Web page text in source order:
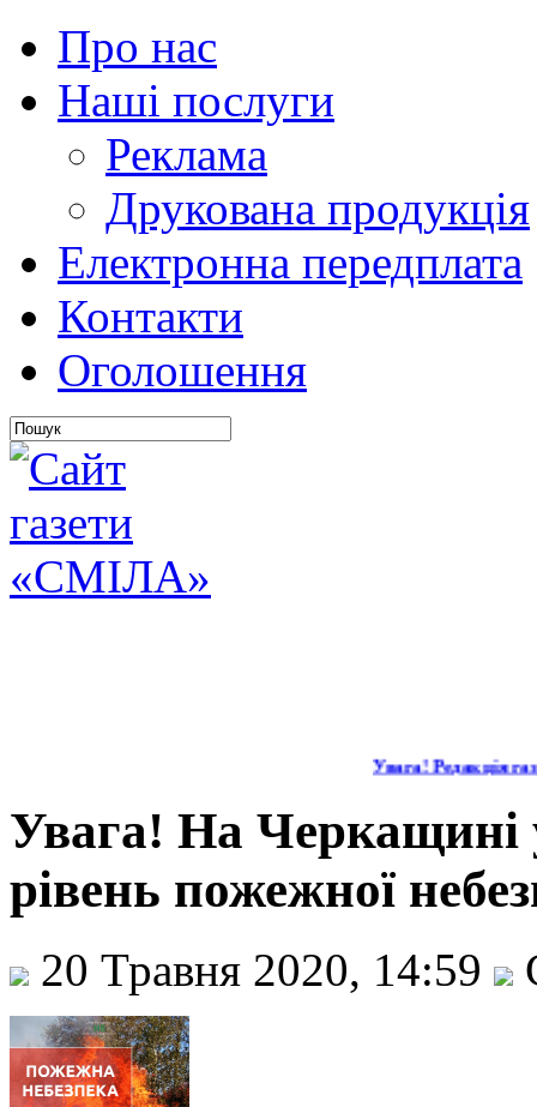
Про нас
Наші послуги
Реклама
Друкована продукція
Електронна передплата
Контакти
Оголошення
Увага! Редакція
Увага! На
рівень пожежної
20 Травня 2020, 14:59